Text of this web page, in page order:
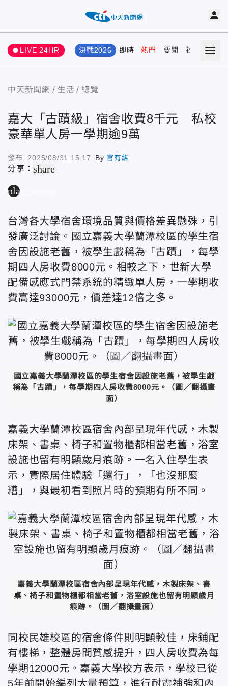
LIVE 24HR 決戰2026 即時 熱門 要聞 社會 娛樂
中天新聞網 生活 總覽
嘉大「古蹟級」宿舍收費8千元 私校
豪華單人房一學期逾9萬
發布: 2025/08/31 15:17 By 官有紘
分享：share
play_arrow
台灣各大學宿舍環境品質與價格差異懸殊，引
發廣泛討論。國立嘉義大學蘭潭校區的學生宿
舍因設施老舊，被學生戲稱為「古蹟」，每學
期四人房收費8000元。相較之下，世新大學
配備感應式門禁系統的精緻單人房，一學期收
費高達93000元，價差達12倍之多。
國立嘉義大學蘭潭校區的學生宿舍因設施老舊，被學生戲
稱為「古蹟」，每學期四人房收費8000元。（圖／翻攝畫
面）
嘉義大學蘭潭校區宿舍內部呈現年代感，木製
床架、書桌、椅子和置物櫃都相當老舊，浴室
設施也留有明顯歲月痕跡。一名入住學生表
示，實際居住體驗「還行」，「也沒那麼
糟」，與最初看到照片時的預期有所不同。
嘉義大學蘭潭校區宿舍內部呈現年代感，木製床架、書
桌、椅子和置物櫃都相當老舊，浴室設施也留有明顯歲月
痕跡。（圖／翻攝畫面）
同校民雄校區的宿舍條件則明顯較佳，床鋪配
有樓梯，整體房間質感提升，四人房收費為每
學期12000元。嘉義大學校方表示，學校已從
5年前開始編列大量預算，進行耐震補強和內